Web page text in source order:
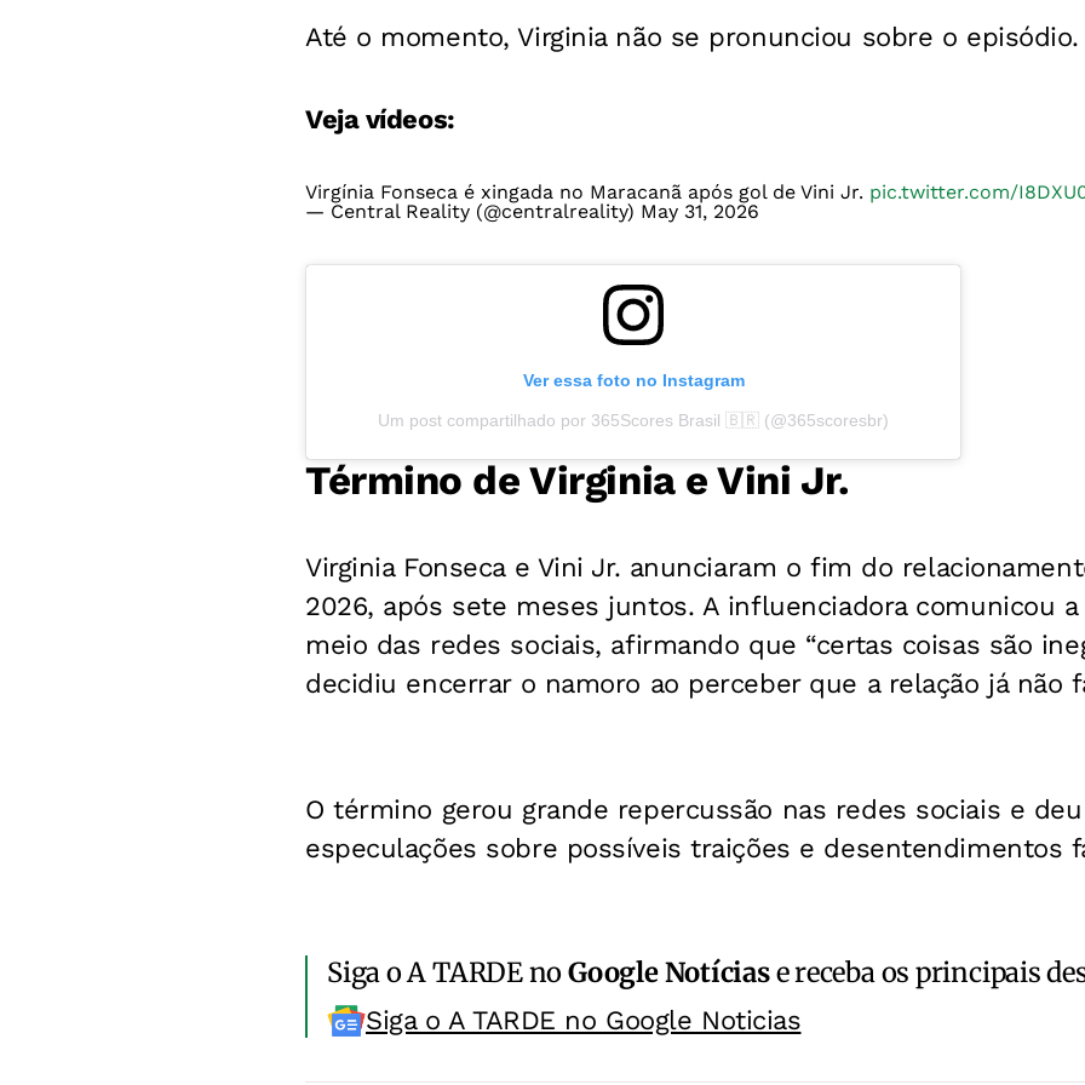
Até o momento, Virginia não se pronunciou sobre o episódio.
Veja vídeos:
Virgínia Fonseca é xingada no Maracanã após gol de Vini Jr. pic.twitter.com/
— Central Reality (@centralreality) May 31, 2026
Ver essa foto no Instagram
Um post compartilhado por 365Scores Brasil 🇧🇷 (@365scoresbr)
Término de Virginia e Vini Jr.
Virginia Fonseca e Vini Jr. anunciaram o fim do
2026, após sete meses juntos. A influenciadora comunicou a
meio das redes sociais, afirmando que “certas coisas são
decidiu encerrar o namoro ao perceber que a relação já não
O término gerou grande repercussão nas redes sociais e
especulações sobre possíveis traições e desentendimentos
Siga o A TARDE noGoogle Notíciase receba os principais
Siga o A TARDE no Google Noticias